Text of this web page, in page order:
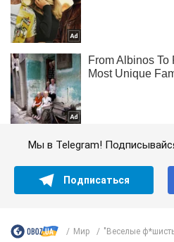
Мы в Telegram!
Подписаться
Мир "Веселые